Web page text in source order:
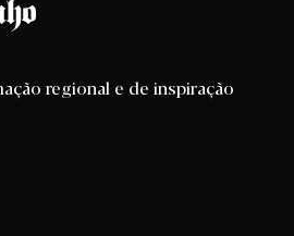
regional e de inspiração